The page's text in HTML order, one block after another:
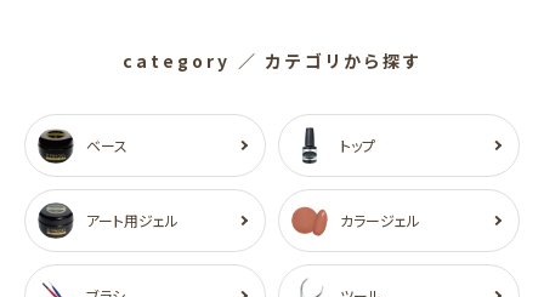
category ／ カテゴリから探す
ベース トップ
アート用ジェル カラージェル